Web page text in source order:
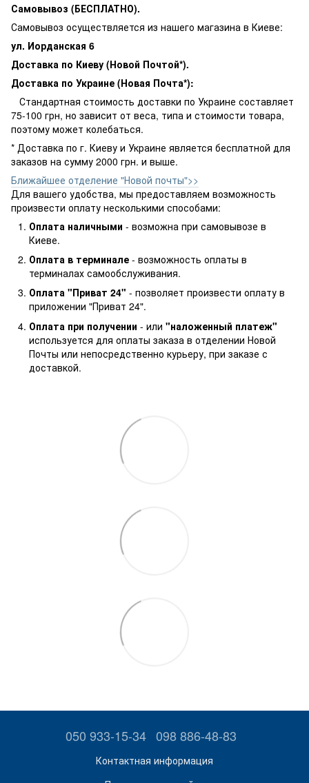
Самовывоз (БЕСПЛАТНО).
Самовывоз осуществляется из нашего магазина в Киеве:
ул. Иорданская 6
Доставка по Киеву (Новой Почтой*).
Доставка по Украине (Новая Почта*):
Стандартная стоимость доставки по Украине составляет
75-100 грн, но зависит от веса, типа и стоимости товара,
поэтому может колебаться.
* Доставка по г. Киеву и Украине является бесплатной для
заказов на сумму 2000 грн. и выше.
Ближайшее отделение "Новой почты">>
Для вашего удобства, мы предоставляем возможность
произвести оплату несколькими способами:
Оплата наличными - возможна при самовывозе в
Киеве.
Оплата в терминале - возможность оплаты в
терминалах самообслуживания.
Оплата "Приват 24" - позволяет произвести оплату в
приложении "Приват 24".
Оплата при получении - или "наложенный платеж"
используется для оплаты заказа в отделении Новой
Почты или непосредственно курьеру, при заказе с
доставкой.
050 933-15-34 098 886-48-83
Контактная информация